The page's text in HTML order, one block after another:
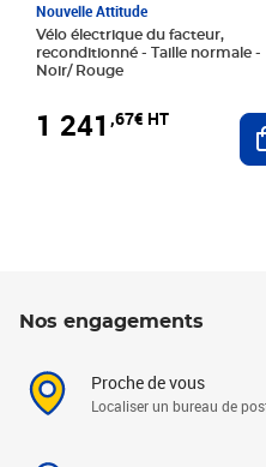
Nouvelle Attitude
Vélo électrique du facteur,
reconditionné - Taille normale -
Noir/ Rouge
1 241 ,67€ HT
Nos engagements
Proche de vous
Localiser un bureau de